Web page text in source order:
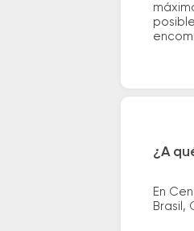
¿A
En
Brasil,